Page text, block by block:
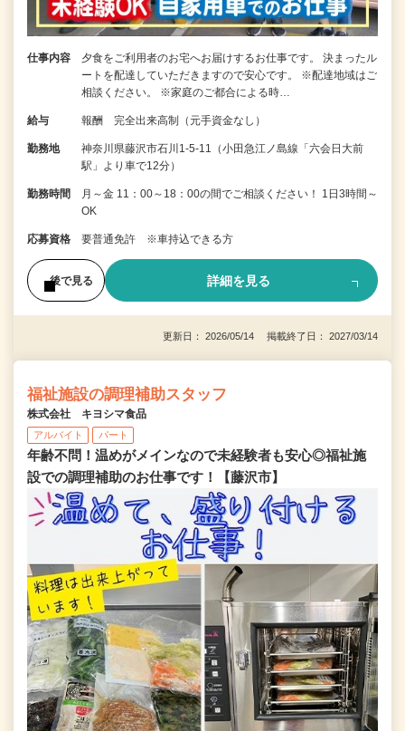
仕事内容
夕食をご利用者のお宅へお届けするお仕事です。 決まったル
ートを配達していただきますので安心です。 ※配達地域はご
相談ください。 ※家庭のご都合による時…
給与 報酬 完全出来高制（元手資金なし）
勤務地
神奈川県藤沢市石川1-5-11（小田急江ノ島線「六会日大前
駅」より車で12分）
勤務時間
月～金 11：00～18：00の間でご相談ください！ 1日3時間～
OK
応募資格 要普通免許 ※車持込できる方
後で見る 詳細を見る
更新日： 2026/05/14 掲載終了日： 2027/03/14
福祉施設の調理補助スタッフ
株式会社 キヨシマ食品
アルバイト パート
年齢不問！温めがメインなので未経験者も安心◎福祉施
設での調理補助のお仕事です！【藤沢市】